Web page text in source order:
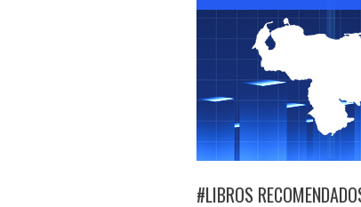
#LIBROS